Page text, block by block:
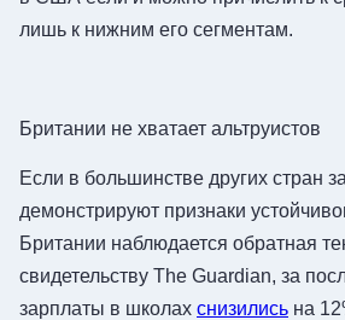
лишь к нижним его сегментам.
Британии не хватает альтруистов
Если в большинстве других стран
демонстрируют признаки
Британии наблюдается обратная
свидетельству The Guardian, за
зарплаты в школах снизились на